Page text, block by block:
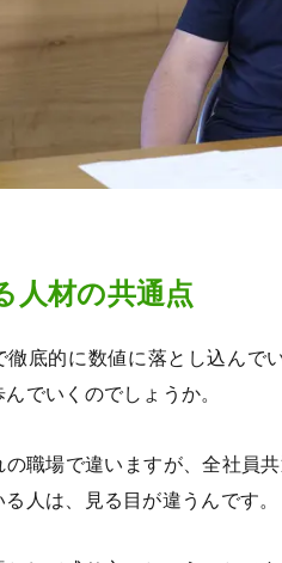
人材の共通点
徹底的に数値に落とし込んで
でいくのでしょうか。
の職場で違いますが、全社員
人は、見る目が違うんです。